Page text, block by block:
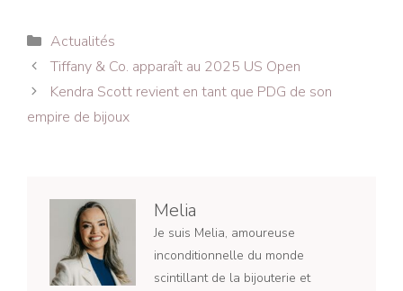
Catégories
Actualités
Navigation
des
articles
Tiffany & Co. apparaît au 2025 US Open
Kendra Scott revient en tant que PDG de son
empire de bijoux
Melia
Je suis Melia, amoureuse
inconditionnelle du monde
scintillant de la bijouterie et